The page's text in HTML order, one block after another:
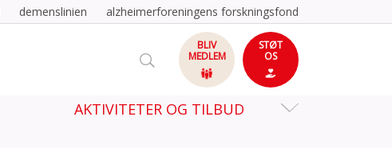
demenslinien alzheimerforeningens forskningsfond
BLIV
MEDLEM
STØT
OS
AKTIVITETER OG TILBUD